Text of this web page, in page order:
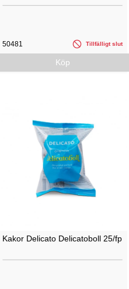
50481 Tillfälligt slut
Köp
Kakor Delicato Delicatoboll 25/fp